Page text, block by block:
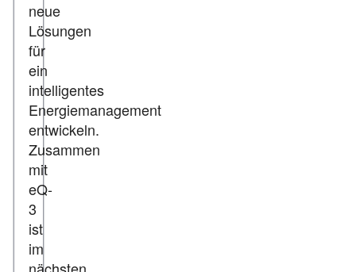
neue
Lösungen
für
ein
intelligentes
Energiemanagement
entwickeln.
Zusammen
mit
eQ-
3
ist
im